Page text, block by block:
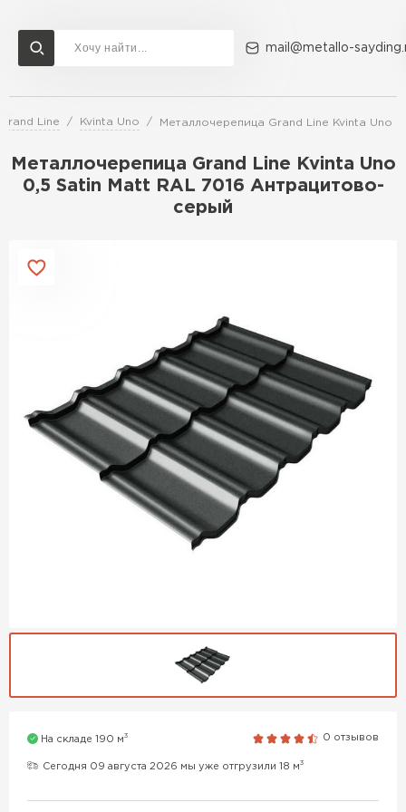
mail@metallo-
Line Kvinta Uno Металлочерепица Grand Line Kvinta Uno
Металлочерепица Grand Line Kvinta Uno
0,5 Satin Мatt RAL 7016 Антрацитово-
серый
На складе 190 м3 0 отзывов
Сегодня 09 августа 2026 мы уже отгрузили 18 м3
Доставка и оплата Акции О компании Контакты
Перейти в каталог